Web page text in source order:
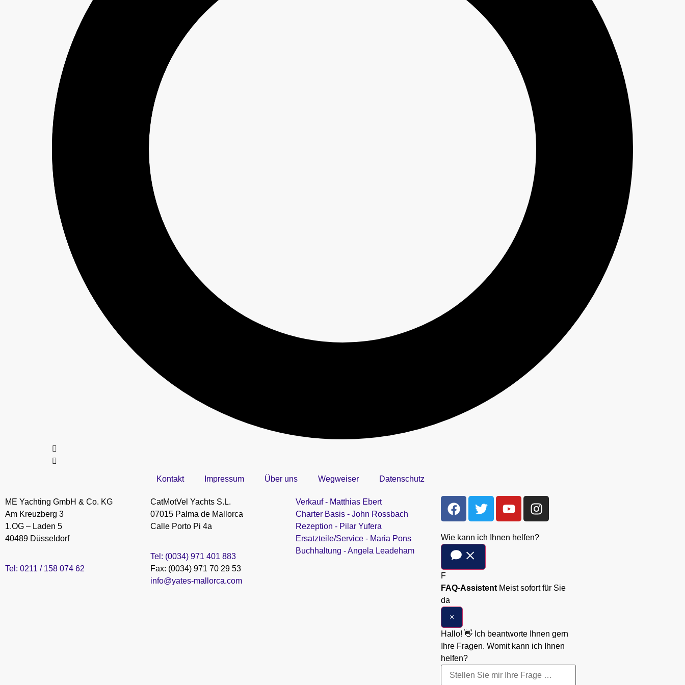
Kontakt Impressum Über uns Wegweiser Datenschutz
ME Yachting GmbH & Co. KG
Am Kreuzberg 3
1.OG – Laden 5
40489 Düsseldorf
Tel: 0211 / 158 074 62
CatMotVel Yachts S.L.
07015 Palma de Mallorca
Calle Porto Pi 4a
Tel: (0034) 971 401 883
Fax: (0034) 971 70 29 53
info@yates-mallorca.com
Verkauf - Matthias Ebert
Charter Basis - John Rossbach
Rezeption - Pilar Yufera
Ersatzteile/Service - Maria Pons
Buchhaltung - Angela Leadeham
Wie kann ich Ihnen helfen?
F
FAQ-Assistent Meist sofort für Sie
da
×
Hallo! 👋 Ich beantworte Ihnen gern
Ihre Fragen. Womit kann ich Ihnen
helfen?